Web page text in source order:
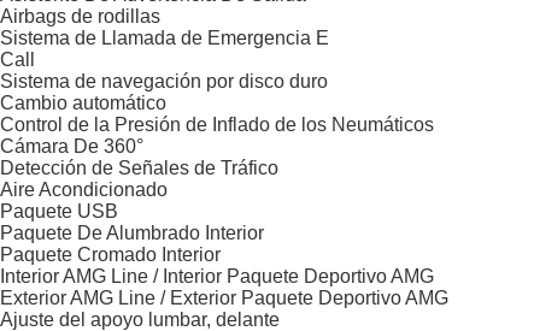
Airbags de rodillas
Sistema de Llamada de Emergencia E
Call
Sistema de navegación por disco duro
Cambio automático
Control de la Presión de Inflado de los Neumáticos
Cámara De 360°
Detección de Señales de Tráfico
Aire Acondicionado
Paquete USB
Paquete De Alumbrado Interior
Paquete Cromado Interior
Interior AMG Line / Interior Paquete Deportivo AMG
Exterior AMG Line / Exterior Paquete Deportivo AMG
Ajuste del apoyo lumbar, delante